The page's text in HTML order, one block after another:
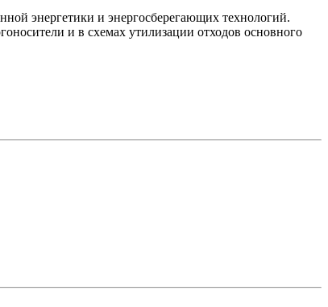
энергетики и энергосберегающих технологий.
и в схемах утилизации отходов основного